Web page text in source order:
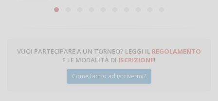
VUOI PARTECIPARE A UN TORNEO? LEGGI IL REGOLAMENTO
E LE MODALITÀ DI ISCRIZIONE!
Come faccio ad iscrivermi?